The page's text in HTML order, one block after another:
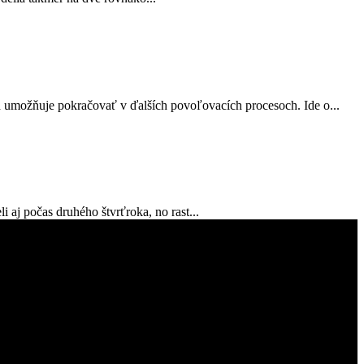
pokračovať v ďalších povoľovacích procesoch. Ide o...
aj počas druhého štvrťroka, no rast...